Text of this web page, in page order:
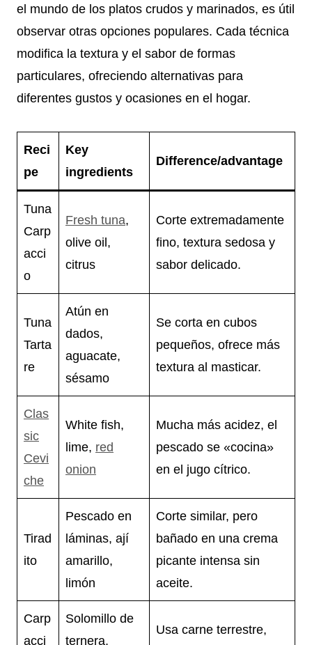
el mundo de los platos crudos y marinados, es útil
observar otras opciones populares. Cada técnica
modifica la textura y el sabor de formas
particulares, ofreciendo alternativas para
diferentes gustos y ocasiones en el hogar.
Reci
pe
Key
ingredients
Difference/advantage
Tuna
Carp
acci
o
Fresh tuna,
olive oil,
citrus
Corte extremadamente
fino, textura sedosa y
sabor delicado.
Tuna
Tarta
re
Atún en
dados,
aguacate,
sésamo
Se corta en cubos
pequeños, ofrece más
textura al masticar.
Clas
sic
Cevi
che
White fish,
lime, red
onion
Mucha más acidez, el
pescado se «cocina»
en el jugo cítrico.
Tirad
ito
Pescado en
láminas, ají
amarillo,
limón
Corte similar, pero
bañado en una crema
picante intensa sin
aceite.
Carp
acci
Solomillo de
ternera,
Usa carne terrestre,